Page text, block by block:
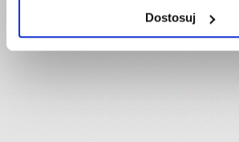
Dostosuj